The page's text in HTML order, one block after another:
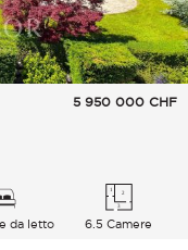
5 950 000 CHF
da letto 6.5 Camere